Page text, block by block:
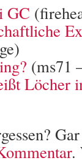
GC
(ms71
Löcher
.